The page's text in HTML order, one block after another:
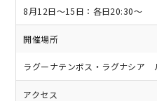
8月12日～15日：各日20:30～
開催場所
ラグーナテンボス・ラグナシア
アクセス